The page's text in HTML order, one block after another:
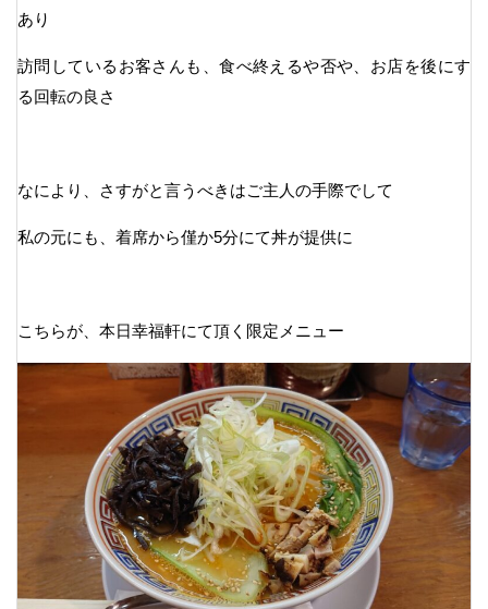
あり
訪問しているお客さんも、食べ終えるや否や、お店を後にす
る回転の良さ
なにより、さすがと言うべきはご主人の手際でして
私の元にも、着席から僅か5分にて丼が提供に
こちらが、本日幸福軒にて頂く限定メニュー